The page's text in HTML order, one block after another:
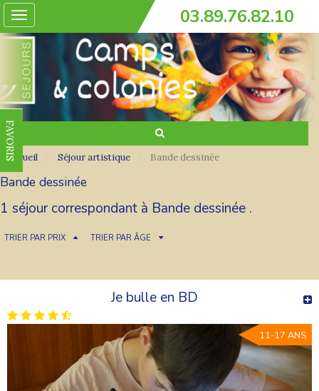
Toggle
navigation
03.89.76.82.10
FAVORIS
Accueil Séjour artistique Bande dessinée
Bande dessinée
1 séjour correspondant à Bande dessinée .
TRIER PAR PRIX TRIER PAR ÂGE
Je bulle en BD
11-17 ANS